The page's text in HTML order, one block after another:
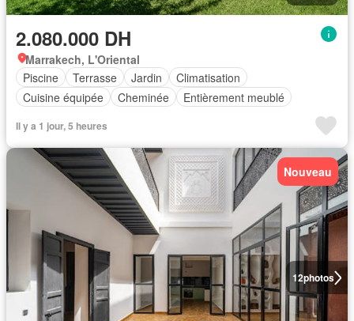
2.080.000 DH
Marrakech, L'Oriental
Piscine
Terrasse Jardin
Climatisation
Cuisine équipée
Cheminée Entièrement meublé
Il y a 1 jour, 5 heures
12photos
Nouveau